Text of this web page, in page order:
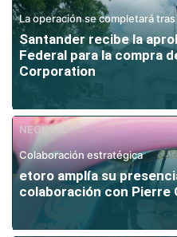
La operación se completará
Santander recibe la
Federal para la compra
Corporation
NEGOCIO
Colaboración estratégica
etoro amplía su
colaboración con Pierre